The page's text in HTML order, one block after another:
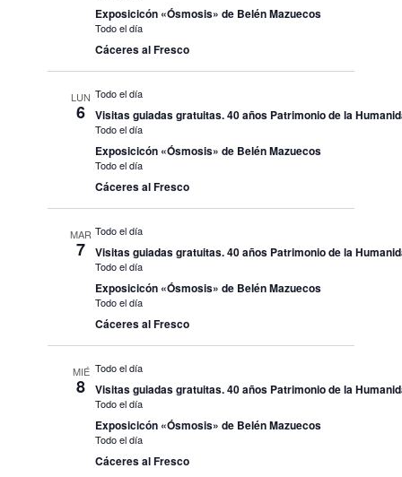
Exposicicón «Ósmosis» de Belén Mazuecos
Todo el día
Cáceres al Fresco
LUN
6
Todo el día
Visitas guiadas gratuitas. 40 años Patrimonio de la
Todo el día
Exposicicón «Ósmosis» de Belén Mazuecos
Todo el día
Cáceres al Fresco
MAR
7
Todo el día
Visitas guiadas gratuitas. 40 años Patrimonio de la
Todo el día
Exposicicón «Ósmosis» de Belén Mazuecos
Todo el día
Cáceres al Fresco
MIÉ
8
Todo el día
Visitas guiadas gratuitas. 40 años Patrimonio de la
Todo el día
Exposicicón «Ósmosis» de Belén Mazuecos
Todo el día
Cáceres al Fresco